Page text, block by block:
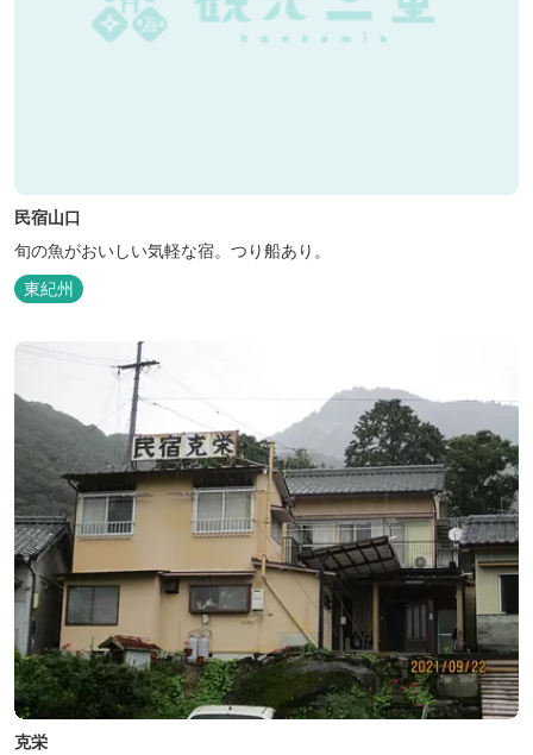
民宿山口
旬の魚がおいしい気軽な宿。つり船あり。
東紀州
克栄